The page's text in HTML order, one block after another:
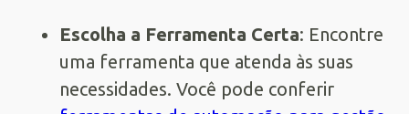
Escolha a Ferramenta Certa: Encontre
uma ferramenta que atenda às suas
necessidades. Você pode conferir